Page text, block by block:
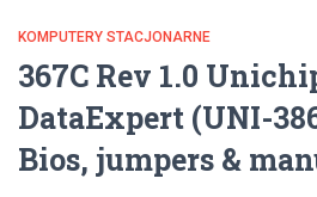
KOMPUTERY STACJONARNE
367C Rev 1.0
DataExpert (UNI-
Bios, jumpers &